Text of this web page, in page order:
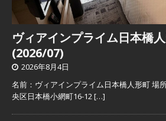
ヴィアインプライム日本橋
(2026/07)
2026年8月4日
名前：ヴィアインプライム日本橋人形町 場
央区日本橋小網町16-12[…]